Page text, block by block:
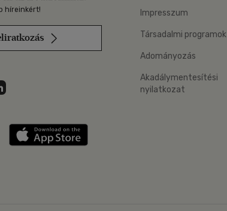
híreinkért!
on
Instagramon
Libri a LinkedInen
applikáció Szerezd meg: Google Play
Impresszum
Társadalmi programok
Adományozás
Akadálymentesítési
nyilatkozat